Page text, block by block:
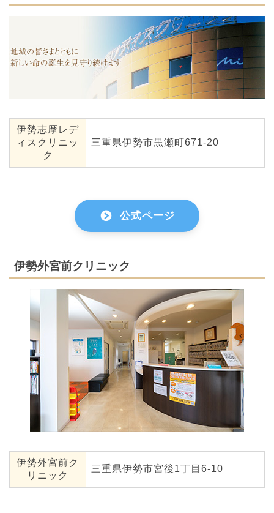
伊勢志摩レデ
ィスクリニッ
ク
三重県伊勢市黒瀬町671-20
公式ページ
伊勢外宮前クリニック
伊勢外宮前ク
リニック
三重県伊勢市宮後1丁目6-10